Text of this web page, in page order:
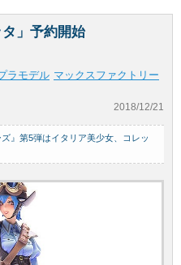
タ」予約開始
ラモデル マックスファクトリー
2018/12/21
』第5弾はイタリア美少女、コレッ